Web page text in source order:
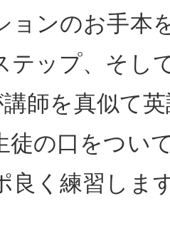
ョンのお手本
テップ、そし
講師を真似て
徒の口をつい
良く練習しま